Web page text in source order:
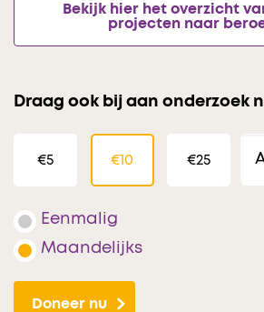
Bekijk hier het overzicht
projecten naar
Draag ook bij aan onderzoek
€5 €10 €25
Eenmalig
Maandelijks
Doneer nu